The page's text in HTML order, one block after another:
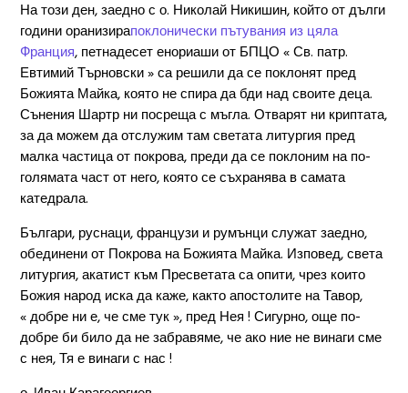
На този ден, заедно с о. Николай Никишин, който от дълги
години оранизирапоклонически пътувания из цяла
Франция, петнадесет енориаши от БПЦО « Св. патр.
Евтимий Търновски » са решили да се поклонят пред
Божията Майка, която не спира да бди над своите деца.
Сънения Шартр ни посреща с мъгла. Отварят ни криптата,
за да можем да отслужим там светата литургия пред
малка частица от покрова, преди да се поклоним на по-
голямата част от него, която се съхранява в самата
катедрала.
Българи, руснаци, французи и румънци служат заедно,
обединени от Покрова на Божията Майка. Изповед, света
литургия, акатист към Пресветата са опити, чрез които
Божия народ иска да каже, както апостолите на Тавор,
« добре ни е, че сме тук », пред Нея ! Сигурно, още по-
добре би било да не забравяме, че ако ние не винаги сме
с нея, Тя е винаги с нас !